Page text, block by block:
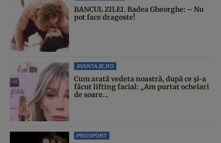
BANCUL ZILEI. Badea Gheorghe: – Nu
pot face dragoste!
AVANTAJE.RO
Cum arată vedeta noastră, după ce și-a
făcut lifting facial: „Am purtat ochelari
de soare...
PROSPORT